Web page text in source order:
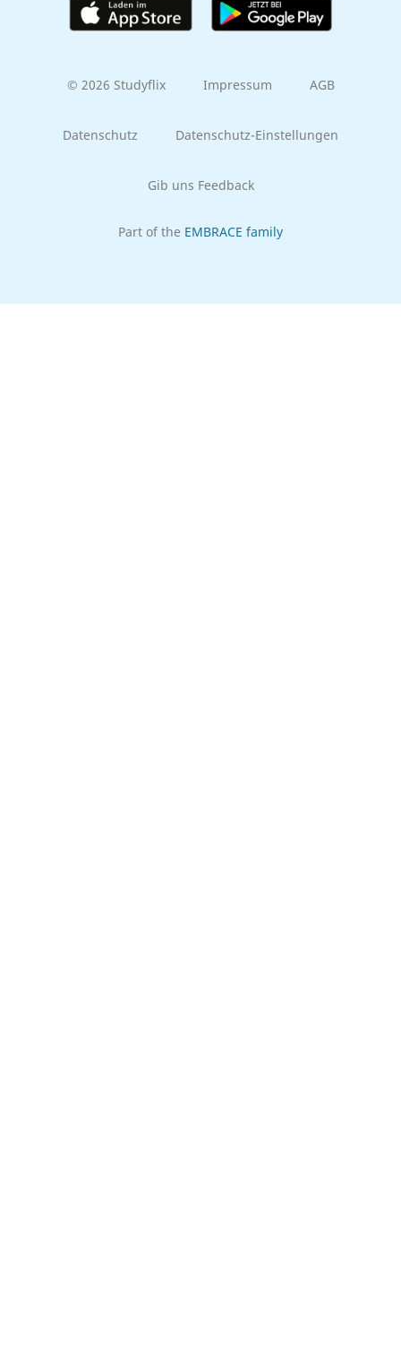
© 2026 Studyflix Impressum AGB
Datenschutz Datenschutz-Einstellungen
Gib uns Feedback
Part of the EMBRACE family